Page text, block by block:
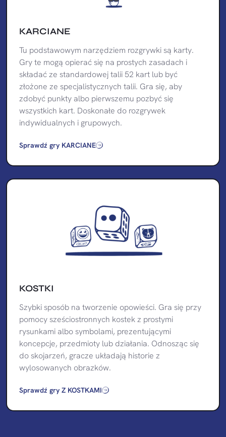
KARCIANE
Tu podstawowym narzędziem rozgrywki są karty.
Gry te mogą opierać się na prostych zasadach i
składać ze standardowej talii 52 kart lub być
złożone ze specjalistycznych talii. Gra się, aby
zdobyć punkty albo pierwszemu pozbyć się
wszystkich kart. Doskonałe do rozgrywek
indywidualnych i grupowych.
Sprawdź gry KARCIANE
KOSTKI
Szybki sposób na tworzenie opowieści. Gra się przy
pomocy sześciostronnych kostek z prostymi
rysunkami albo symbolami, prezentującymi
koncepcje, przedmioty lub działania. Odnosząc się
do skojarzeń, gracze układają historie z
wylosowanych obrazków.
Sprawdź gry Z KOSTKAMI